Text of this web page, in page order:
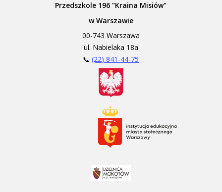
Przedszkole 196 "Kraina Misiów"
w Warszawie
00-743 Warszawa
ul. Nabielaka 18a
📞(22) 841-44-75